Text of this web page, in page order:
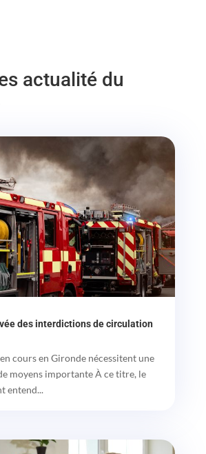
actualité du
des interdictions de circulation
cours en Gironde nécessitent une
moyens importante À ce titre, le
entend...